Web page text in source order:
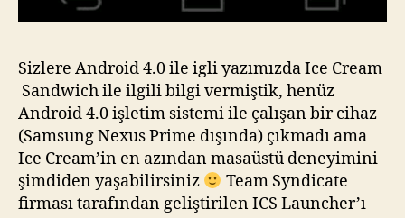
Sizlere Android 4.0 ile igli yazımızda Ice Cream
Sandwich ile ilgili bilgi vermiştik, henüz
Android 4.0 işletim sistemi ile çalışan bir cihaz
(Samsung Nexus Prime dışında) çıkmadı ama
Ice Cream’in en azından masaüstü deneyimini
şimdiden yaşabilirsiniz
Team Syndicate
firması tarafından geliştirilen ICS Launcher’ı